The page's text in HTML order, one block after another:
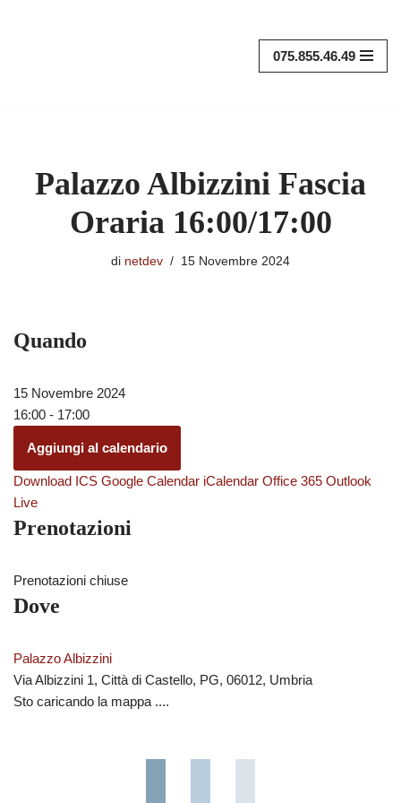
075.855.46.49
Palazzo Albizzini Fascia
Oraria 16:00/17:00
di netdev 15 Novembre 2024
Quando
15 Novembre 2024
16:00 - 17:00
Aggiungi al calendario
Download ICS Google Calendar iCalendar Office 365
Outlook Live
Prenotazioni
Prenotazioni chiuse
Dove
Palazzo Albizzini
Via Albizzini 1, Città di Castello, PG, 06012, Umbria
Sto caricando la mappa ....